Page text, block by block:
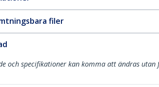
filer
och specifikationer kan komma att ändras utan